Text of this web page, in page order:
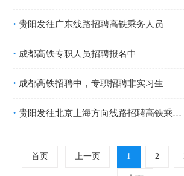
• 贵阳发往广东线路招聘高铁乘务人员
• 成都高铁专职人员招聘报名中
• 成都高铁招聘中，专职招聘非实习生
• 贵阳发往北京上海方向线路招聘高铁乘务人员
首页 上一页 1 2